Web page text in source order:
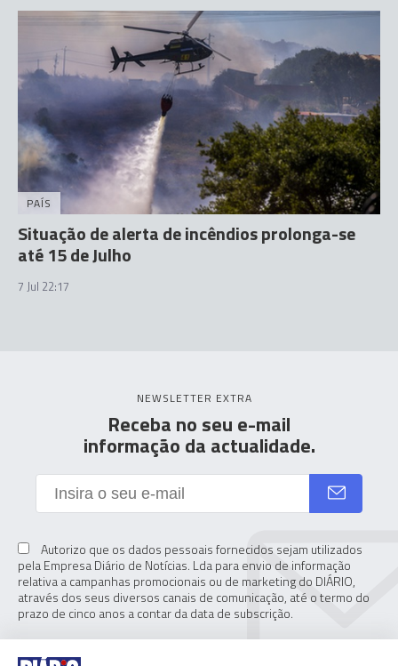
PAÍS
Situação de alerta de incêndios prolonga-se
até 15 de Julho
7 Jul 22:17
NEWSLETTER EXTRA
Receba no seu e-mail
informação da actualidade.
Autorizo que os dados pessoais fornecidos sejam utilizados
pela Empresa Diário de Notícias. Lda para envio de informação
relativa a campanhas promocionais ou de marketing do DIÁRIO,
através dos seus diversos canais de comunicação, até o termo do
prazo de cinco anos a contar da data de subscrição.